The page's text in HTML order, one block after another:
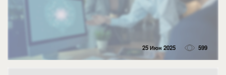
25 Июн 2025 599